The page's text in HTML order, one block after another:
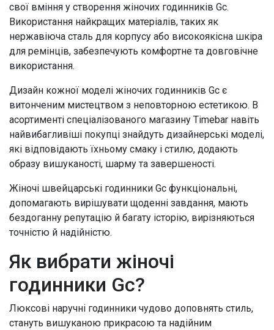
свої вміння у створення жіночих годинників Gc.
Використання найкращих матеріалів, таких як
нержавіюча сталь для корпусу або високоякісна шкіра
для ремінців, забезпечують комфортне та довговічне
використання.
Дизайн кожної моделі жіночих годинників Gc є
витонченим мистецтвом з неповторною естетикою. В
асортименті спеціалізованого магазину Timebar навіть
найвибагливіші покупці знайдуть дизайнерські моделі,
які відповідають їхньому смаку і стилю, додають
образу вишуканості, шарму та завершеності.
Жіночі швейцарські годинники Gc функціональні,
допомагають вирішувати щоденні завдання, мають
бездоганну репутацію й багату історію, вирізняються
точністю й надійністю.
Як вибрати жіночі
годинники Gc?
Люксові наручні годинники чудово доповнять стиль,
стануть вишуканою прикрасою та надійним